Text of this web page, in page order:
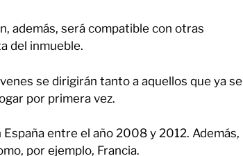
además, será compatible con otras
del inmueble.
se dirigirán tanto a aquellos que ya se
por primera vez.
entre el año 2008 y 2012. Además,
por ejemplo, Francia.